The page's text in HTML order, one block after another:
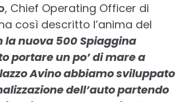
, Chief Operating Officer di
così descritto l’anima del
la nuova 500 Spiaggina
portare un po’ di mare a
Avino abbiamo sviluppato
dell’auto partendo